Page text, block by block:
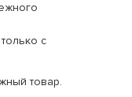
с
товар.